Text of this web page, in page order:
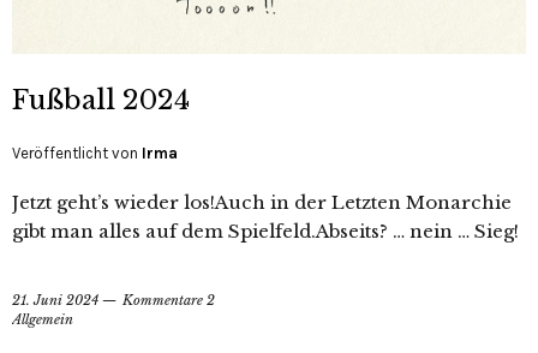
Fußball 2024
Veröffentlicht von Irma
Jetzt geht’s wieder los!Auch in der Letzten Monarchie
gibt man alles auf dem Spielfeld.Abseits? … nein … Sieg!
21. Juni 2024
Kommentare 2
Allgemein